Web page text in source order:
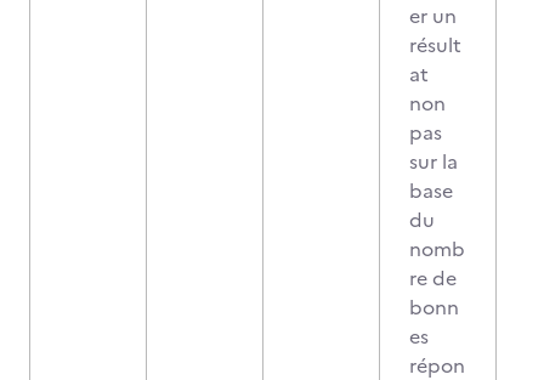
er un
résult
at
non
pas
sur la
base
du
nomb
re de
bonn
es
répon